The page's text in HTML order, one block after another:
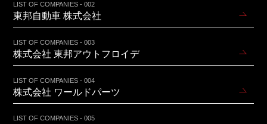
LIST OF COMPANIES - 002
東邦自動車 株式会社
LIST OF COMPANIES - 003
株式会社 東邦アウトフロイデ
LIST OF COMPANIES - 004
株式会社 ワールドパーツ
LIST OF COMPANIES - 005